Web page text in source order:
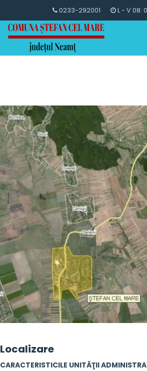
0233-292001 L - V 08:
Localizare
CARACTERISTICILE UNITĂŢII